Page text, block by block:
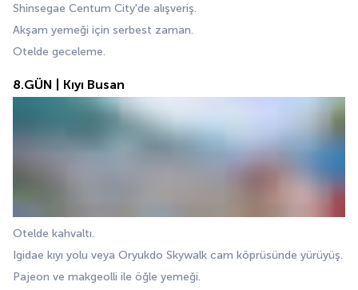
Shinsegae Centum City'de alışveriş.
Akşam yemeği için serbest zaman.
Otelde geceleme.
8.GÜN | Kıyı Busan
Otelde kahvaltı.
Igidae kıyı yolu veya Oryukdo Skywalk cam köprüsünde yürüyüş.
Pajeon ve makgeolli ile öğle yemeği.